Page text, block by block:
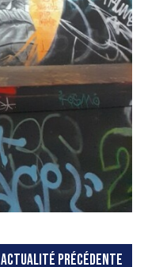
ACTUALITÉ PRÉCÉDENTE